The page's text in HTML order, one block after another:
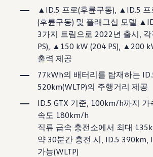
도움이 필요하신가요?
고객 지원 센터
사고 고장 가이드
FAQ
프로모션 & 뉴스
뉴스
폭스바겐 인증 중고차
▲ID.5 프로(후륜구동), ▲ID.5 프
(후륜구동) 및 플래그십 모델
3가지 트림으로 2022년 출시,
PS), ▲150 kW (204 PS), ▲200
출력 제공
77kWh의 배터리를 탑재하는
520km(WLTP)의 주행거리 제공
ID.5 GTX 기준, 100km/h까지 가
속도 180km/h
직류 급속 충전소에서 최대
약 30분간 충전 시, ID.5 390km,
가능(WLTP)